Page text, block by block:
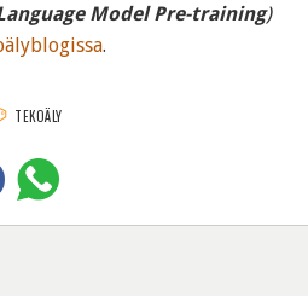
Model Pre-training)
.
TEKOÄLY